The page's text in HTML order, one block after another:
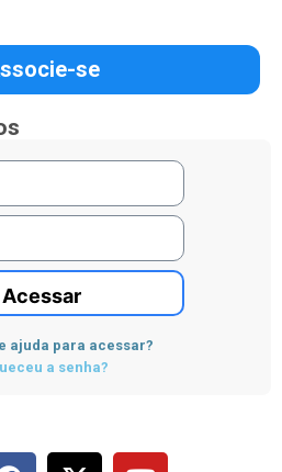
se
Acessar
ajuda para acessar?
a senha?